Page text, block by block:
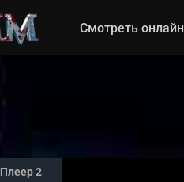
Смотреть онлайн
Плеер 2